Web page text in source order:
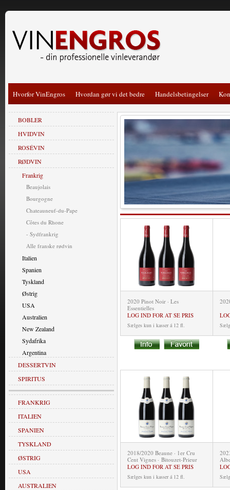
Hvorfor VinEngros Hvordan gør vi det bedre Handelsbetingelser
BOBLER
HVIDVIN
ROSÉVIN
RØDVIN
Frankrig
Beaujolais
Bourgogne
Chateauneuf-du-Pape
Côtes du Rhone
- Sydfrankrig
Alle franske rødvin
Italien
Spanien
Tyskland
Østrig
USA
Australien
New Zealand
Sydafrika
Argentina
DESSERTVIN
SPIRITUS
FRANKRIG
ITALIEN
SPANIEN
TYSKLAND
ØSTRIG
USA
AUSTRALIEN
2020 Pinot Noir · Les
Essentielles
LOG IND FOR AT SE PRIS
Sælges kun i kasser á 12 fl.
2018/2020 Beaune · 1er Cru
Cent Vignes · Bitouzet-Prieur
LOG IND FOR AT SE PRIS
Sælges kun i kasser á 12 fl.